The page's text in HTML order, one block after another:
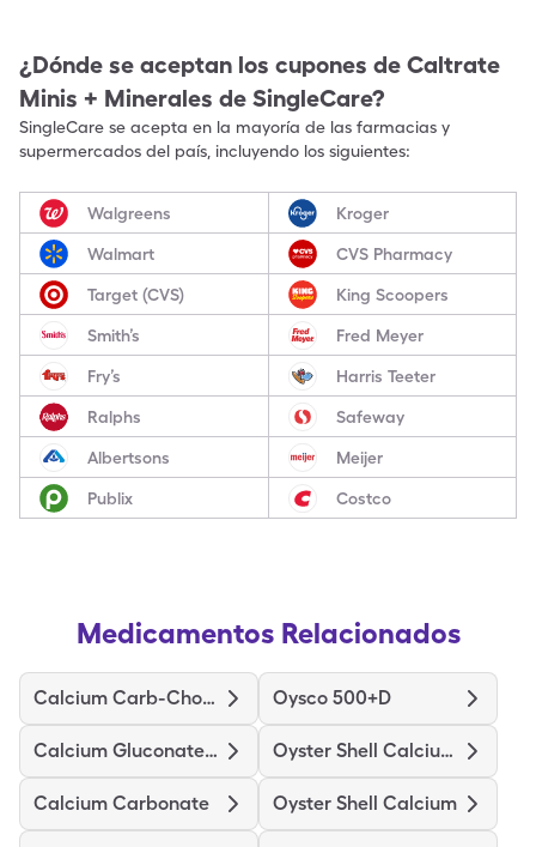
¿Dónde se aceptan los cupones de Caltrate
Minis + Minerales de SingleCare?
SingleCare se acepta en la mayoría de las farmacias y
supermercados del país, incluyendo los siguientes:
Walgreens Kroger
Walmart CVS Pharmacy
Target (CVS) King Scoopers
Smith’s Fred Meyer
Fry’s Harris Teeter
Ralphs Safeway
Albertsons Meijer
Publix Costco
Medicamentos Relacionados
Calcium Carb-Cholecalciferol Oysco 500+D
Calcium Gluconate-Nacl Oyster Shell Calcium W/D
Calcium Carbonate Oyster Shell Calcium